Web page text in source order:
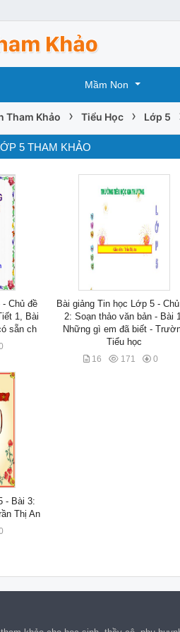
Mầm Non
Tham Khảo › Tiểu Học › Lớp 5
5 THAM KHẢO
Chủ đề
1, Bài
sẵn ch
Bài giảng Tin học Lớp 5 -
2: Soạn thảo văn bản - Bài
Những gì em đã biết -
Tiểu học
16 171 0
- Bài 3:
Thị An